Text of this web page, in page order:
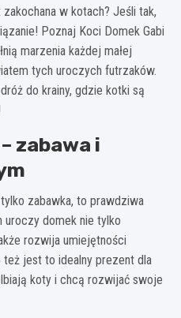
w kotach? Jeśli tak,
Poznaj Koci Domek Gabi
marzenia każdej małej
tych uroczych futrzaków.
do krainy, gdzie kotki są
zabawa i
zabawka, to prawdziwa
uroczy domek nie tylko
rozwija umiejętności
jest to idealny prezent dla
koty i chcą rozwijać swoje